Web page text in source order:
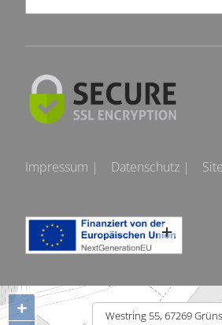
Impressum | Datenschutz |
Westring 55, 67269
+